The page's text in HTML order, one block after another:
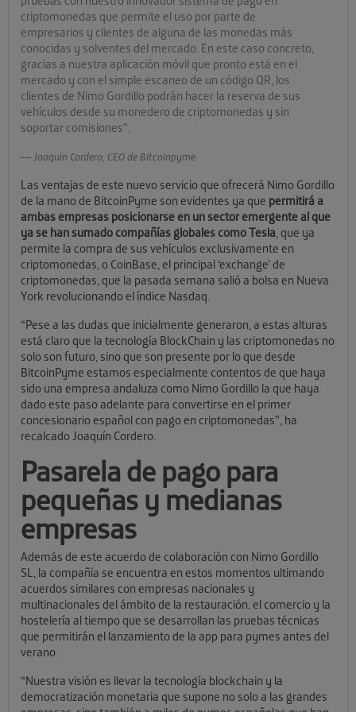
criptomonedas que permite el uso por parte de
empresarios y clientes de alguna de las monedas más
conocidas y solventes del mercado. En este caso concreto,
gracias a nuestra aplicación móvil que pronto está en el
mercado y con el simple escaneo de un código QR, los
clientes de Nimo Gordillo podrán hacer la reserva de sus
vehículos desde su monedero de criptomonedas y sin
soportar comisiones”.
Joaquín Cordero, CEO de Bitcoinpyme
Las ventajas de este nuevo servicio que ofrecerá Nimo Gordillo
de la mano de BitcoinPyme son evidentes ya que permitirá a
ambas empresas posicionarse en un sector emergente al que
ya se han sumado compañías globales como Tesla, que ya
permite la compra de sus vehículos exclusivamente en
criptomonedas, o CoinBase, el principal ‘exchange’ de
criptomonedas, que la pasada semana salió a bolsa en Nueva
York revolucionando el índice Nasdaq.
“Pese a las dudas que inicialmente generaron, a estas alturas
está claro que la tecnología BlockChain y las criptomonedas no
solo son futuro, sino que son presente por lo que desde
BitcoinPyme estamos especialmente contentos de que haya
sido una empresa andaluza como Nimo Gordillo la que haya
dado este paso adelante para convertirse en el primer
concesionario español con pago en criptomonedas”, ha
recalcado Joaquín Cordero.
Pasarela de pago para
pequeñas y medianas
empresas
Además de este acuerdo de colaboración con Nimo Gordillo
SL, la compañía se encuentra en estos momentos ultimando
acuerdos similares con empresas nacionales y
multinacionales del ámbito de la restauración, el comercio y la
hostelería al tiempo que se desarrollan las pruebas técnicas
que permitirán el lanzamiento de la app para pymes antes del
verano.
“Nuestra visión es llevar la tecnología blockchain y la
democratización monetaria que supone no solo a las grandes